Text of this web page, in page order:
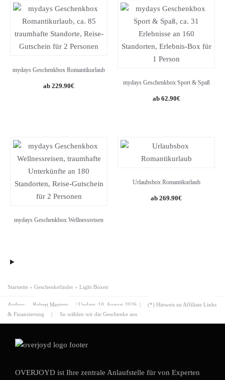
mydays Geschenkbox Romantikurlaub
229.90€ mydays Geschenkbox Sport & Spaß
62.90€
mydays Geschenkbox Wellnessreisen
Urlaubsbox Romantikurlaub
269.90€
Startseite » Geschenkefinder » Light Boxen
Author: Robert Mertens | Update: 10. August 2026 |
(*) Hinweis zu Affiliate Links
& Finanzierung
| So wählen wir die Geschenke aus
OVERJOYD ist Ihre zentrale Anlaufstelle für von Experten